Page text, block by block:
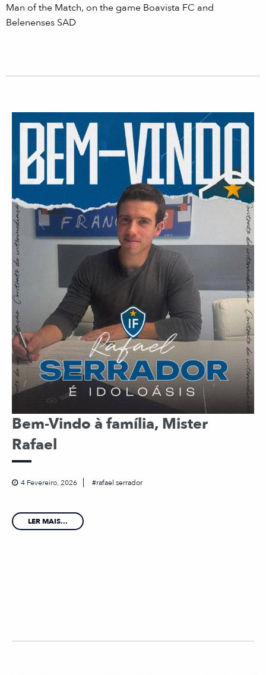
Man of the Match, on the game Boavista FC and
Belenenses SAD
Bem-Vindo à família, Mister
Rafael
4 Fevereiro, 2026 rafael serrador
LER MAIS...